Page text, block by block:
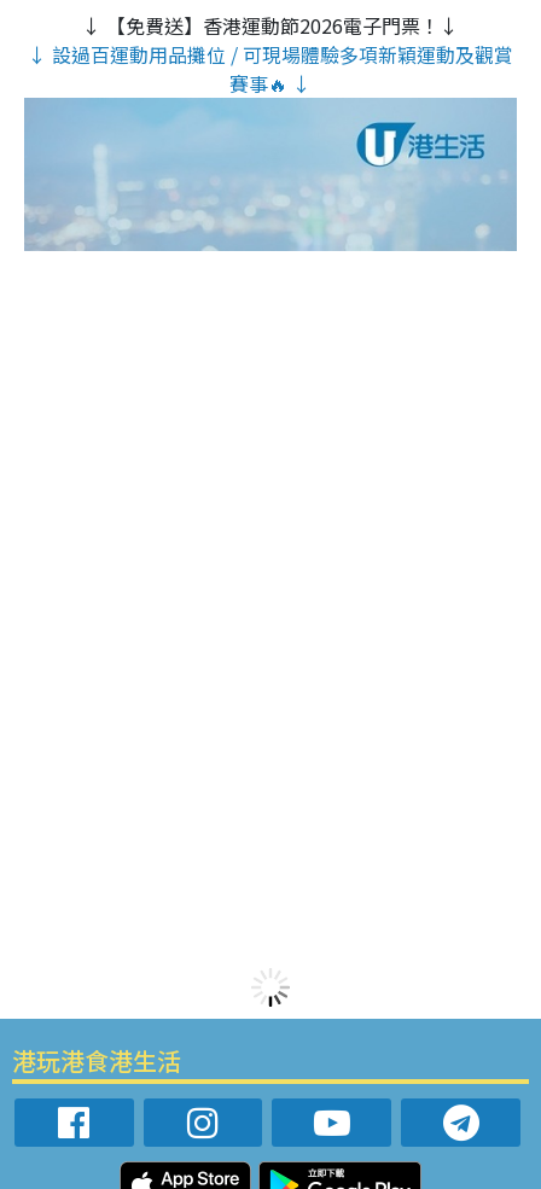
↓ 【免費送】香港運動節2026電子門票！↓
↓ 設過百運動用品攤位 / 可現場體驗多項新穎運動及觀賞
賽事🔥 ↓
港玩港食港生活